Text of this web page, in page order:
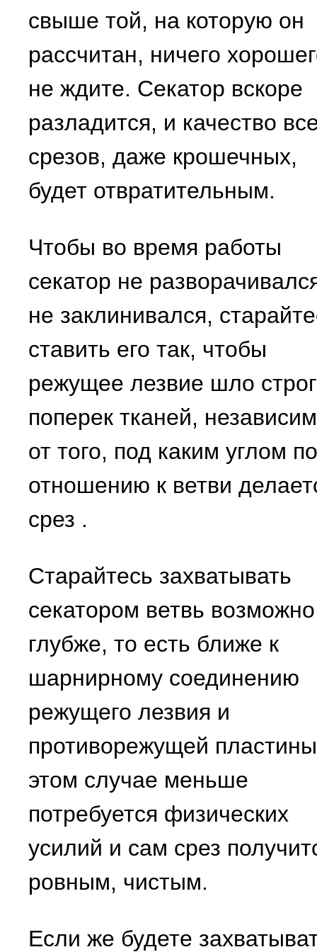
свыше той, на которую он
рассчитан, ничего
не ждите. Секатор вскоре
разладится, и качество
срезов, даже крошечных,
будет отвратительным.
Чтобы во время работы
секатор не
не заклинивался,
ставить его так, чтобы
режущее лезвие шло
поперек тканей,
от того, под каким углом по
отношению к ветви
срез .
Старайтесь захватывать
секатором ветвь возможно
глубже, то есть ближе к
шарнирному соединению
режущего лезвия и
противорежущей
этом случае меньше
потребуется физических
усилий и сам срез
ровным, чистым.
Если же будете